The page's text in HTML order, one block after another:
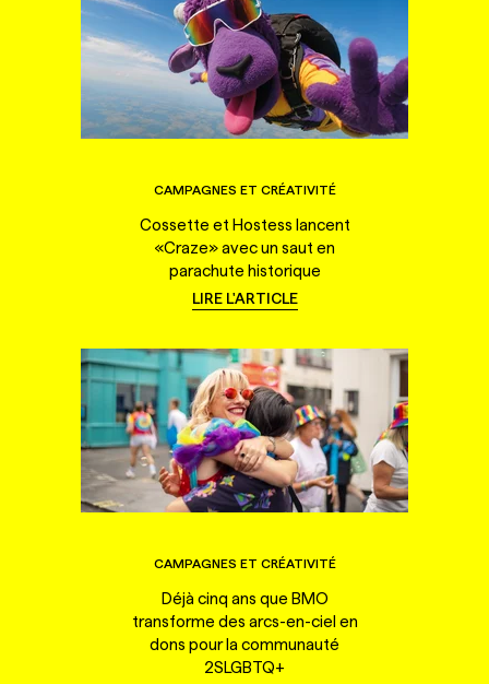
CAMPAGNES ET CRÉATIVITÉ
Cossette et Hostess lancent
«Craze» avec un saut en
parachute historique
LIRE L'ARTICLE
CAMPAGNES ET CRÉATIVITÉ
Déjà cinq ans que BMO
transforme des arcs-en-ciel en
dons pour la communauté
2SLGBTQ+